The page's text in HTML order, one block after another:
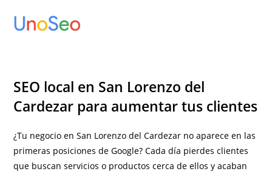
SEO local en San Lorenzo del
Cardezar para aumentar tus clientes
¿Tu negocio en San Lorenzo del Cardezar no aparece en las
primeras posiciones de Google? Cada día pierdes clientes
que buscan servicios o productos cerca de ellos y acaban